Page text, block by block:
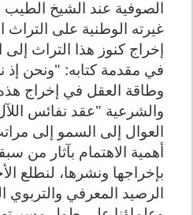
الصوفية عند الشيخ الطيب
غيرته الوطنية على
إخراج كنوز هذا التراث
في مقدمة كتابه: "ونحن
وطاقة العقل في إخراج
والشرعية "عقد نفائس
العوال إلى السمو إلى
أهمية الاهتمام بآثار من
بإخراجها ونشرها، لنطلع
الرصيد المعرفي والتربوي